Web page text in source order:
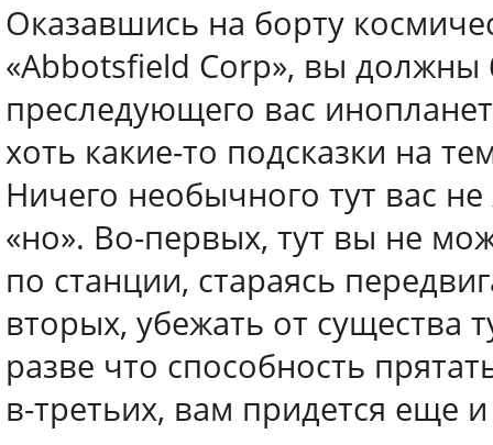
Оказавшись на борту
«Abbotsfield Corp», вы должны
преследующего вас
хоть какие-то подсказки на
Ничего необычного тут вас
«но». Во-первых, тут вы не
по станции, стараясь
вторых, убежать от существа
разве что способность
в-третьих, вам придется еще